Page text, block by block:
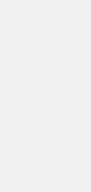
do